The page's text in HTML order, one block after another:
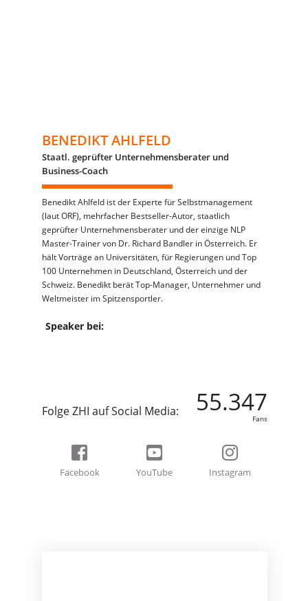
BENEDIKT AHLFELD
Staatl. geprüfter Unternehmensberater und
Business-Coach
Benedikt Ahlfeld ist der Experte für Selbstmanagement
(laut ORF), mehrfacher Bestseller-Autor, staatlich
geprüfter Unternehmensberater und der einzige NLP
Master-Trainer von Dr. Richard Bandler in Österreich. Er
hält Vorträge an Universitäten, für Regierungen und Top
100 Unternehmen in Deutschland, Österreich und der
Schweiz. Benedikt berät Top-Manager, Unternehmer und
Weltmeister im Spitzensportler.
Speaker bei:
Folge ZHI auf Social Media: 55.347
Fans
Facebook YouTube Instagram